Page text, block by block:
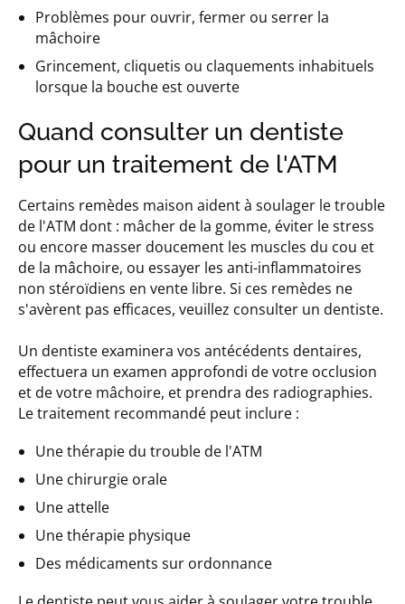
Problèmes pour ouvrir, fermer ou serrer la
mâchoire
Grincement, cliquetis ou claquements inhabituels
lorsque la bouche est ouverte
Quand consulter un dentiste
pour un traitement de l'ATM
Certains remèdes maison aident à soulager le trouble
de l'ATM dont : mâcher de la gomme, éviter le stress
ou encore masser doucement les muscles du cou et
de la mâchoire, ou essayer les anti-inflammatoires
non stéroïdiens en vente libre. Si ces remèdes ne
s'avèrent pas efficaces, veuillez consulter un dentiste.
Un dentiste examinera vos antécédents dentaires,
effectuera un examen approfondi de votre occlusion
et de votre mâchoire, et prendra des radiographies.
Le traitement recommandé peut inclure :
Une thérapie du trouble de l'ATM
Une chirurgie orale
Une attelle
Une thérapie physique
Des médicaments sur ordonnance